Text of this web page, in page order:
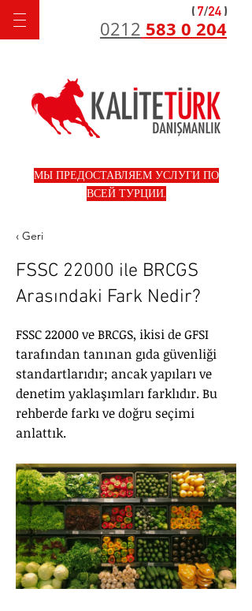
0212 583 0 204
МЫ ПРЕДОСТАВЛЯЕМ УСЛУГИ ПО
ВСЕЙ ТУРЦИИ.
‹ Geri
FSSC 22000 ile BRCGS
Arasındaki Fark Nedir?
FSSC 22000 ve BRCGS, ikisi de GFSI
tarafından tanınan gıda güvenliği
standartlarıdır; ancak yapıları ve
denetim yaklaşımları farklıdır. Bu
rehberde farkı ve doğru seçimi
anlattık.